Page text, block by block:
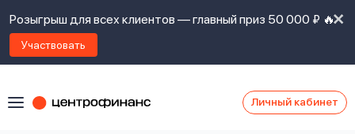
Розыгрыш для всех клиентов — главный приз 50 000 ₽ 🔥
Участвовать
Личный кабинет